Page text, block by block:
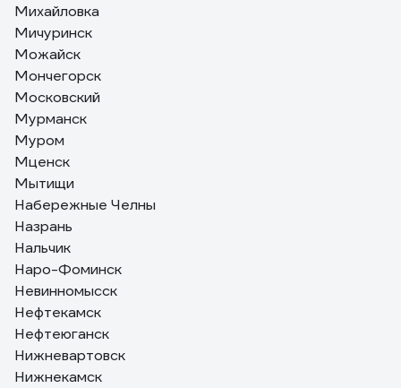
Михайловка
Мичуринск
Можайск
Мончегорск
Московский
Мурманск
Муром
Мценск
Мытищи
Набережные Челны
Назрань
Нальчик
Наро-Фоминск
Невинномысск
Нефтекамск
Нефтеюганск
Нижневартовск
Нижнекамск